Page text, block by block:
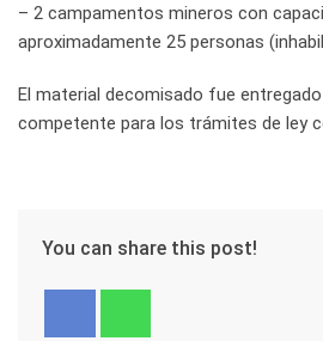
– 2 campamentos mineros con
aproximadamente 25 personas
El material decomisado fue
competente para los trámites de ley
You can share this post!